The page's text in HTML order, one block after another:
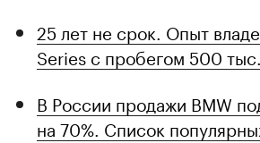
25 лет не срок. Опыт
Series с пробегом 500
В России продажи BMW
на 70%. Список